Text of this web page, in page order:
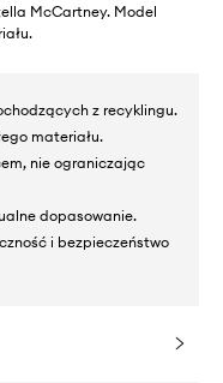
McCartney. Model
z recyklingu.
materiału.
nie ograniczając
dopasowanie.
i bezpieczeństwo